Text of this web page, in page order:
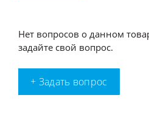
Нет вопросов о данном
задайте свой вопрос.
+ Задать вопрос